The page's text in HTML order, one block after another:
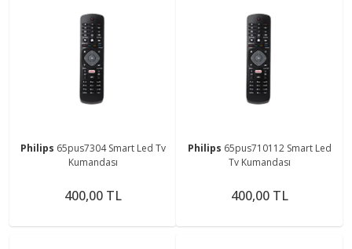
Philips 65pus7304 Smart Led Tv
Kumandası
400,00 TL
Philips 65pus710112 Smart Led
Tv Kumandası
400,00 TL